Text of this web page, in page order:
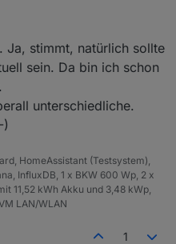
erreichbar machst (zb Web
Visualisierungen oder
wenn da nicht auch
Adapter auf Ihre Sicherheit
niemand dir die Garantie
"löcher bieten". Auch wenn
geprüft werden bevor Dinge
nkeiner sagen ob nicht vllt
ist - auch ggf basierend auf
genutzen Node-js Version
Ja, stimmt, natürlich sollte
sein. Da bin ich schon
unterschiedliche.
)
HomeAssistant (Testsystem),
InfluxDB, 1 x BKW 600 Wp, 2 x
11,52 kWh Akku und 3,48 kWp,
LAN/WLAN
1